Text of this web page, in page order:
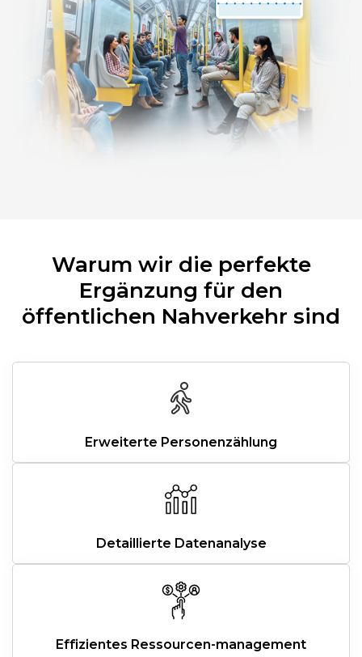
Warum wir die perfekte
Ergänzung für den
öffentlichen Nahverkehr sind
Erweiterte Personenzählung
Detaillierte Datenanalyse
Effizientes Ressourcen-management